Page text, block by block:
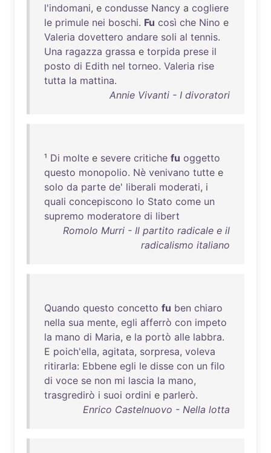
l'indomani, e condusse Nancy a cogliere
le primule nei boschi. Fu così che Nino e
Valeria dovettero andare soli al tennis.
Una ragazza grassa e torpida prese il
posto di Edith nel torneo. Valeria rise
tutta la mattina.
Annie Vivanti - I divoratori
¹ Di molte e severe critiche fu oggetto
questo monopolio. Nè venivano tutte e
solo da parte de' liberali moderati, i
quali concepiscono lo Stato come un
supremo moderatore di libert
Romolo Murri - Il partito radicale e il
radicalismo italiano
Quando questo concetto fu ben chiaro
nella sua mente, egli afferrò con impeto
la mano di Maria, e la portò alle labbra.
E poich'ella, agitata, sorpresa, voleva
ritirarla: Ebbene egli le disse con un filo
di voce se non mi lascia la mano,
trasgredirò i suoi ordini e parlerò.
Enrico Castelnuovo - Nella lotta